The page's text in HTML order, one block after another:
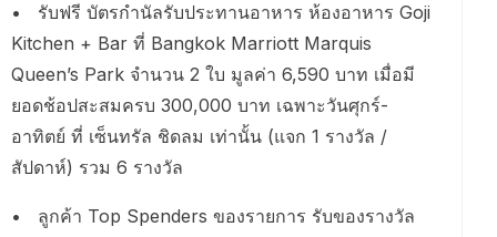
• รับฟรี บัตรกำนัลรับประทานอาหาร ห้องอาหาร Goji
Kitchen + Bar ที่ Bangkok Marriott Marquis
Queen’s Park จำนวน 2 ใบ มูลค่า 6,590 บาท เมื่อมี
ยอดช้อปสะสมครบ 300,000 บาท เฉพาะวันศุกร์-
อาทิตย์ ที่ เซ็นทรัล ชิดลม เท่านั้น (แจก 1 รางวัล /
สัปดาห์) รวม 6 รางวัล
• ลูกค้า Top Spenders ของรายการ รับของรางวัล